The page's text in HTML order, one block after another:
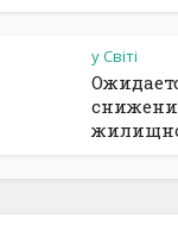
у Світі